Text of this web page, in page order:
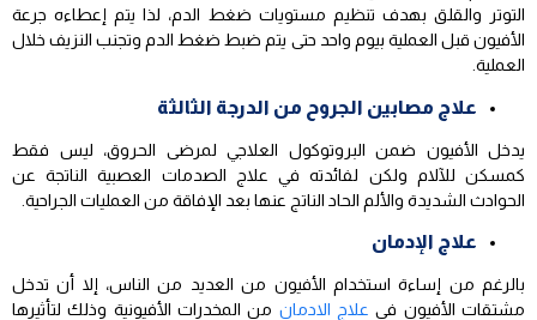
التوتر والقلق بهدف تنظيم مستويات ضغط الدم، لذا يتم إعطاءه جرعة
الأفيون قبل العملية بيوم واحد حتى يتم ضبط ضغط الدم وتجنب النزيف خلال
العملية.
علاج مصابين الجروح من الدرجة الثالثة
يدخل الأفيون ضمن البروتوكول العلاجي لمرضى الحروق، ليس فقط
كمسكن للآلام ولكن لفائدته في علاج الصدمات العصبية الناتجة عن
الحوادث الشديدة والألم الحاد الناتج عنها بعد الإفاقة من العمليات الجراحية.
علاج الإدمان
بالرغم من إساءة استخدام الأفيون من العديد من الناس، إلا أن تدخل
مشتقات الأفيون في علاج الادمان من المخدرات الأفيونية وذلك لتأثيرها